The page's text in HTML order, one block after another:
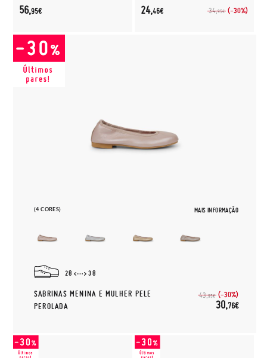
56,95€ 34,95€ (-30%)
24,46€
(4 CORES) MAIS INFORMAÇÃO
28 38
SABRINAS MENINA E MULHER PELE
PEROLADA
43,95€ (-30%)
30,76€